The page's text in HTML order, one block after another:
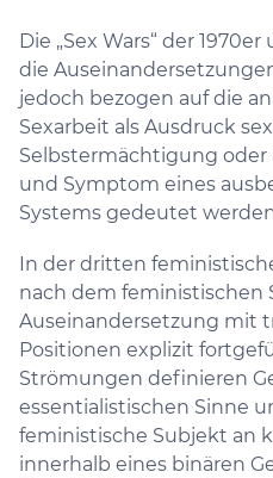
Die „Sex Wars“ der
die
jedoch bezogen auf die
Sexarbeit als Ausdruck
Selbstermächtigung oder
und Symptom eines
Systems gedeutet
In der dritten
nach dem feministischen
Auseinandersetzung mit
Positionen explizit
Strömungen definieren
essentialistischen Sinne
feministische Subjekt an
innerhalb eines binären